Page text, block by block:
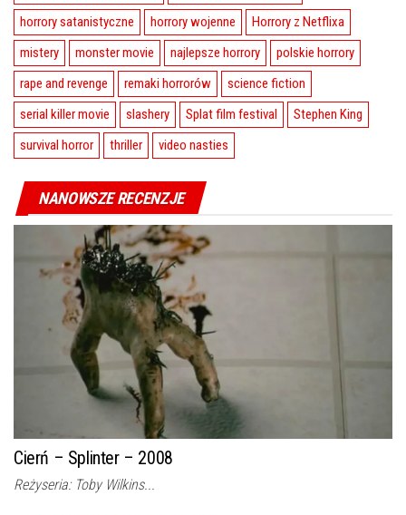
horrory satanistyczne
horrory wojenne
Horrory z Netflixa
mistery
monster movie najlepsze horrory
polskie horrory
rape and revenge
remaki horrorów
science fiction
serial killer movie
slashery Splat film festival
Stephen King
survival horror
thriller video nasties
NANOWSZE RECENZJE
Cierń – Splinter – 2008
Reżyseria: Toby Wilkins...